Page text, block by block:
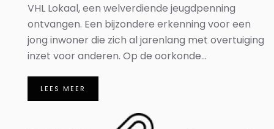
VHL Lokaal, een welverdiende jeugdpenning
ontvangen. Een bijzondere erkenning voor een
jong inwoner die zich al jarenlang met overtuiging
inzet voor anderen. Op de oorkonde...
LEES MEER